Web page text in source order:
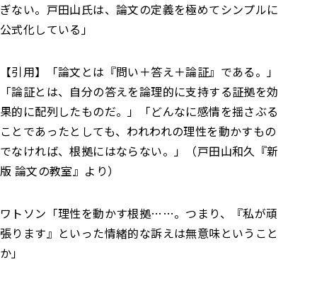
ぎない。 戸田山氏は、論文の定義を極めてシンプルに
公式化している」
【引用】
「論文とは『問い＋答え＋論証』である。」
「論証とは、自分の答えを論理的に支持する証拠を効
果的に配列したものだ。」
「どんなに感情を揺さぶる
ことであったとしても、われわれの理性を動かすもの
でなければ、根拠にはならない。」（戸田山和久『新
版 論文の教室』より）
ワトソン 「理性を動かす根拠……。つまり、『私が頑
張ります』といった情緒的な訴えは無意味ということ
か」